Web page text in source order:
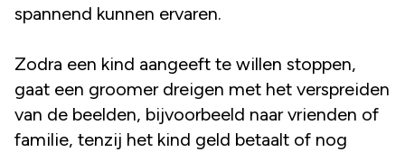
spannend kunnen ervaren.
Zodra een kind aangeeft te willen stoppen,
gaat een groomer dreigen met het verspreiden
van de beelden, bijvoorbeeld naar vrienden of
familie, tenzij het kind geld betaalt of nog